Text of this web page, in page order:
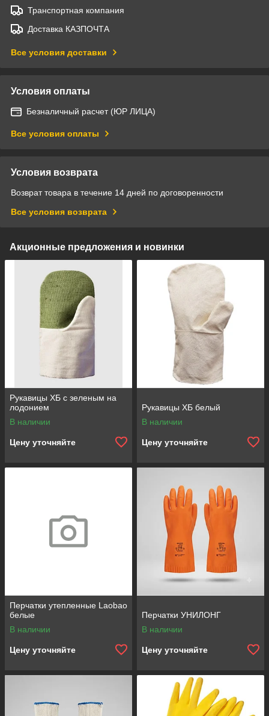
Транспортная компания
Доставка КАЗПОЧТА
Все условия доставки
Условия оплаты
Безналичный расчет (ЮР ЛИЦА)
Все условия оплаты
Условия возврата
Возврат товара в течение 14 дней по договоренности
Все условия возврата
Акционные предложения и новинки
Рукавицы ХБ с зеленым на
лодонием
В наличии
Цену уточняйте
Рукавицы ХБ белый
В наличии
Цену уточняйте
Перчатки утепленные Laobao
белые
В наличии
Цену уточняйте
Перчатки УНИЛОНГ
В наличии
Цену уточняйте